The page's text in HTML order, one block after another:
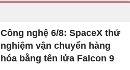
Công nghệ 6/8: SpaceX thử
nghiệm vận chuyển hàng
hóa bằng tên lửa Falcon 9